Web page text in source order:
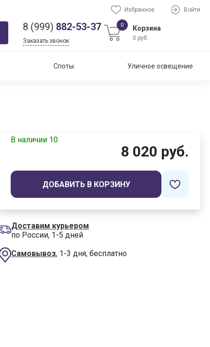
Избранное Войти
8 (999) 882-53-37
Заказать звонок
0 Корзина
0 руб.
Споты Уличное освещение
В наличии 10
8 020 руб.
ДОБАВИТЬ В КОРЗИНУ
Доставим курьером
по России, 1-5 дней
Самовывоз, 1-3 дня, бесплатно